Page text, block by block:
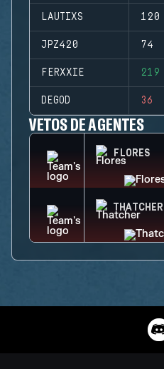
LAUTIXS 120
JPZ420 74
FERXXIE 219
DEGOD 36
VETOS DE AGENTES
FLORES
THATCHER